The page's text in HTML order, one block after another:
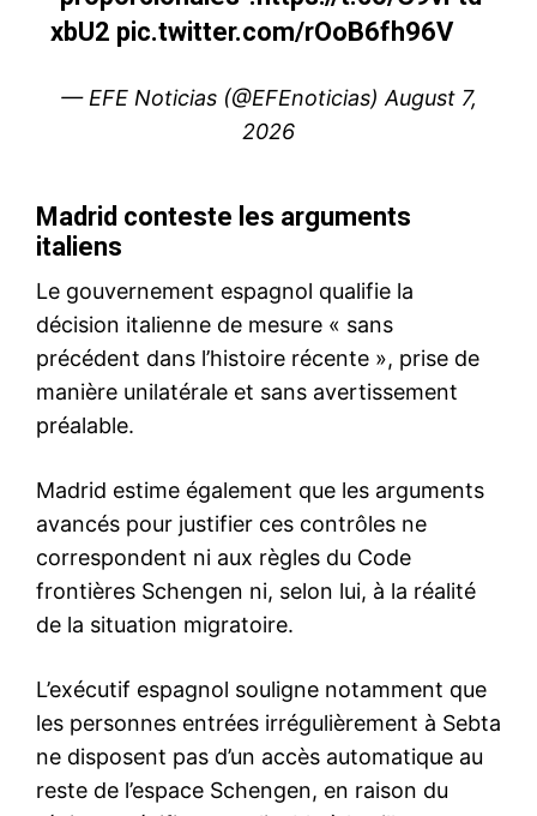
l'intelligence de
l'information
S'ABONNER MAINTENANT
Insight Publications
À propos
Nous contacter
Formules d’abonnement